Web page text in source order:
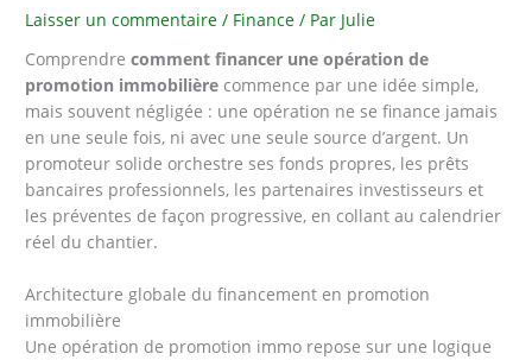
Laisser un commentaire / Finance / Par Julie
Comprendrecomment financer une opération de
promotion immobilière commence par une idée simple,
mais souvent négligée : une opération ne se finance jamais
en une seule fois, ni avec une seule source d’argent. Un
promoteur solide orchestre ses fonds propres, les prêts
bancaires professionnels, les partenaires investisseurs et
les préventes de façon progressive, en collant au calendrier
réel du chantier.
Architecture globale du financement en promotion
immobilière
Une opération de promotion immo repose sur une logique